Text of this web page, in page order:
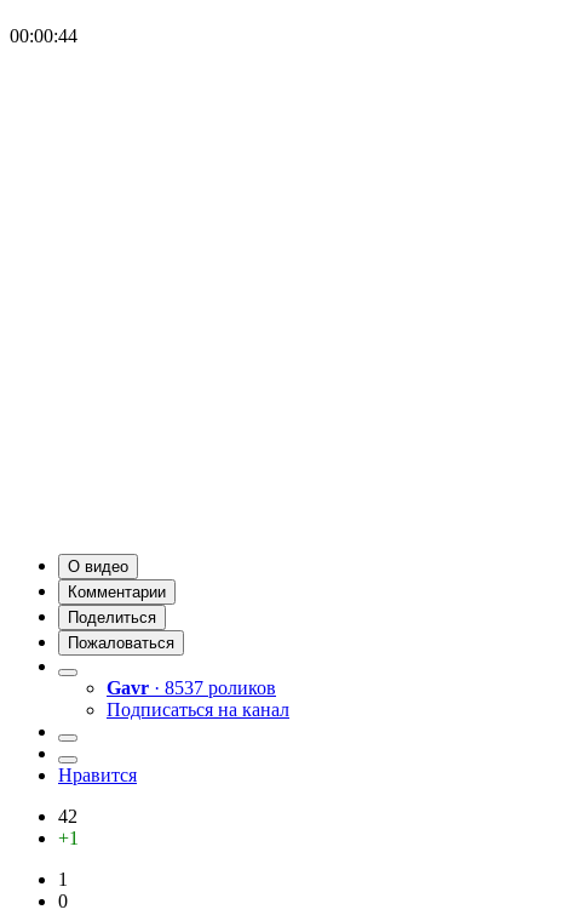
00:00:44
О видео
Комментарии
Поделиться
Пожаловаться
Gavr · 8537 роликов
Подписаться на канал
Нравится
42
+1
1
0